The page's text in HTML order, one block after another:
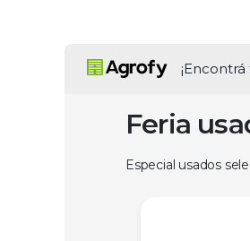
Feria
Especial usados